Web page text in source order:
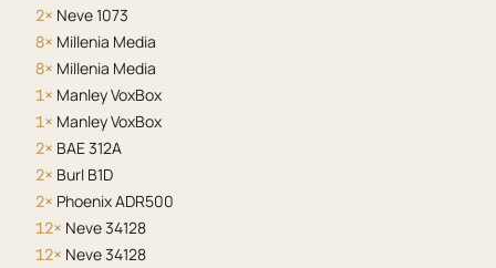
2× Neve 1073
8× Millenia Media
8× Millenia Media
1× Manley VoxBox
1× Manley VoxBox
2× BAE 312A
2× Burl B1D
2× Phoenix ADR500
12× Neve 34128
12× Neve 34128